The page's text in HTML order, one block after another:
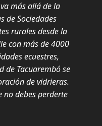
más allá de la
de Sociedades
rurales desde la
con más de 4000
ecuestres,
de Tacuarembó se
de vidrieras.
no debes perderte